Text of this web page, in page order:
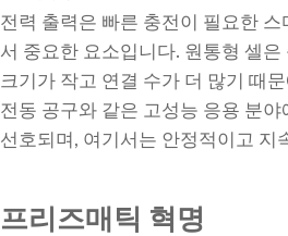
전력 출력은 빠른 충전이 필요한
서 중요한 요소입니다. 원통형 셀
크기가 작고 연결 수가 더 많기 때
전동 공구와 같은 고성능 응용 분
선호되며, 여기서는 안정적이고 지
프리즈매틱 혁명